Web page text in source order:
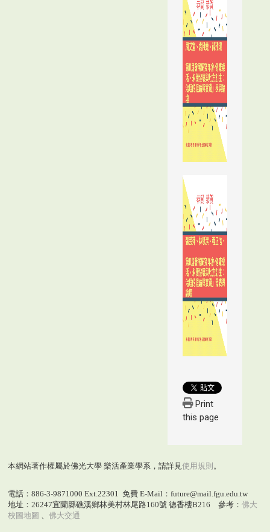
Print
this page
本網站著作權屬於佛光大學 樂活產業學系，請詳見 使用規則 。
電話：886-3-9871000 Ext.22301 免費 E-Mail：future@mail.fgu.edu.tw
地址：26247宜蘭縣礁溪鄉林美村林尾路160號 德香樓B216 參考： 佛大
校圖地圖
佛大交通